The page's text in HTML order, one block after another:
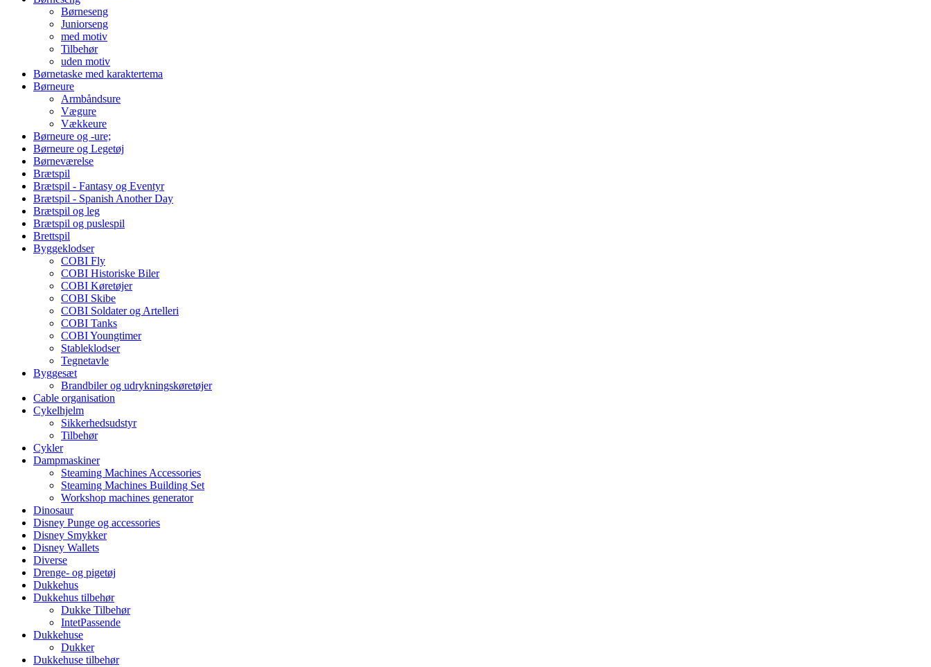
Børneseng
Juniorseng
med motiv
Tilbehør
uden motiv
Børnetaske med karaktertema
Børneure
Armbåndsure
Vægure
Vækkeure
Børneure og -ure;
Børneure og Legetøj
Børneværelse
Brætspil
Brætspil - Fantasy og Eventyr
Brætspil - Spanish Another Day
Brætspil og leg
Brætspil og puslespil
Brettspil
Byggeklodser
COBI Fly
COBI Historiske Biler
COBI Køretøjer
COBI Skibe
COBI Soldater og Artelleri
COBI Tanks
COBI Youngtimer
Stableklodser
Tegnetavle
Byggesæt
Brandbiler og udrykningskøretøjer
Cable organisation
Cykelhjelm
Sikkerhedsudstyr
Tilbehør
Cykler
Dampmaskiner
Steaming Machines Accessories
Steaming Machines Building Set
Workshop machines generator
Dinosaur
Disney Punge og accessories
Disney Smykker
Disney Wallets
Diverse
Drenge- og pigetøj
Dukkehus
Dukkehus tilbehør
Dukke Tilbehør
IntetPassende
Dukkehuse
Dukker
Dukkehuse tilbehør